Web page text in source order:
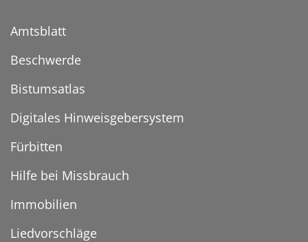
Amtsblatt
Beschwerde
Bistumsatlas
Digitales Hinweisgebersystem
Fürbitten
Hilfe bei Missbrauch
Immobilien
Liedvorschläge